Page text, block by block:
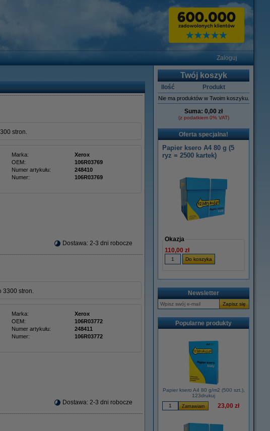
Zaloguj
stron.
Marka:
Xerox
OEM:
106R03769
Numer artykułu:
248410
Numer:
106R03769
Dostawa: 2-3 dni robocze
3300 stron.
Marka:
Xerox
OEM:
106R03772
Numer artykułu:
248411
Numer:
106R03772
Dostawa: 2-3 dni robocze
Twój koszyk
Ilość Produkt
Nie ma produktów w Twoim koszyku.
Suma: 0,00 zł
(z podatkiem 0% VAT)
Oferta specjalna!
Papier ksero A4 80 g (5
ryz = 2500 kartek)
Okazja
110,00 zł
Newsletter
Popularne produkty
Papier ksero A4 80 g/m2 (500 szt.),
123drukuj
23,00 zł